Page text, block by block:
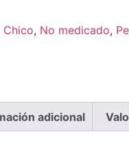
Chico, No medicado,
adicional